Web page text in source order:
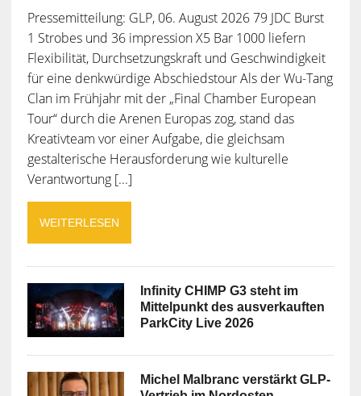
Pressemitteilung: GLP, 06. August 2026 79 JDC Burst
1 Strobes und 36 impression X5 Bar 1000 liefern
Flexibilität, Durchsetzungskraft und Geschwindigkeit
für eine denkwürdige Abschiedstour Als der Wu-Tang
Clan im Frühjahr mit der „Final Chamber European
Tour“ durch die Arenen Europas zog, stand das
Kreativteam vor einer Aufgabe, die gleichsam
gestalterische Herausforderung wie kulturelle
Verantwortung [...]
WEITERLESEN
Infinity CHIMP G3 steht im
Mittelpunkt des ausverkauften
ParkCity Live 2026
Michel Malbranc verstärkt GLP-